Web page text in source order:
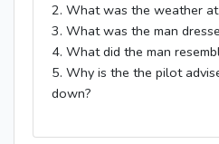
2. What was the weather
3. What was the man
4. What did the man
5. Why is the the pilot
down?